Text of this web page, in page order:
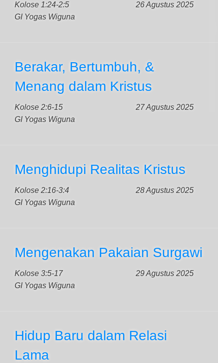
Kolose 1:24-2:5
26 Agustus 2025
GI Yogas Wiguna
Berakar, Bertumbuh, &
Menang dalam Kristus
Kolose 2:6-15
27 Agustus 2025
GI Yogas Wiguna
Menghidupi Realitas Kristus
Kolose 2:16-3:4
28 Agustus 2025
GI Yogas Wiguna
Mengenakan Pakaian Surgawi
Kolose 3:5-17
29 Agustus 2025
GI Yogas Wiguna
Hidup Baru dalam Relasi
Lama